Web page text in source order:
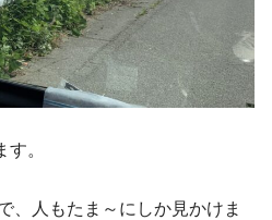
。
、人もたま～にしか見かけま